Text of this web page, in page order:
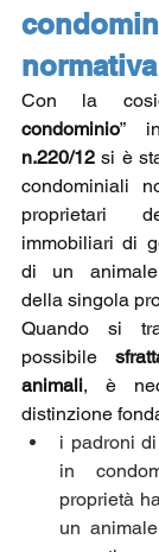
Con la
condominio”
n.220/12 si è
condominiali
proprietari
immobiliari di
di un animale
della singola
Quando si
possibile
animali, è
distinzione
i padroni
in
proprietà
un